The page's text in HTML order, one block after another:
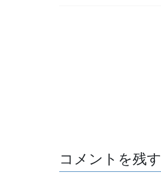
コメントを残す